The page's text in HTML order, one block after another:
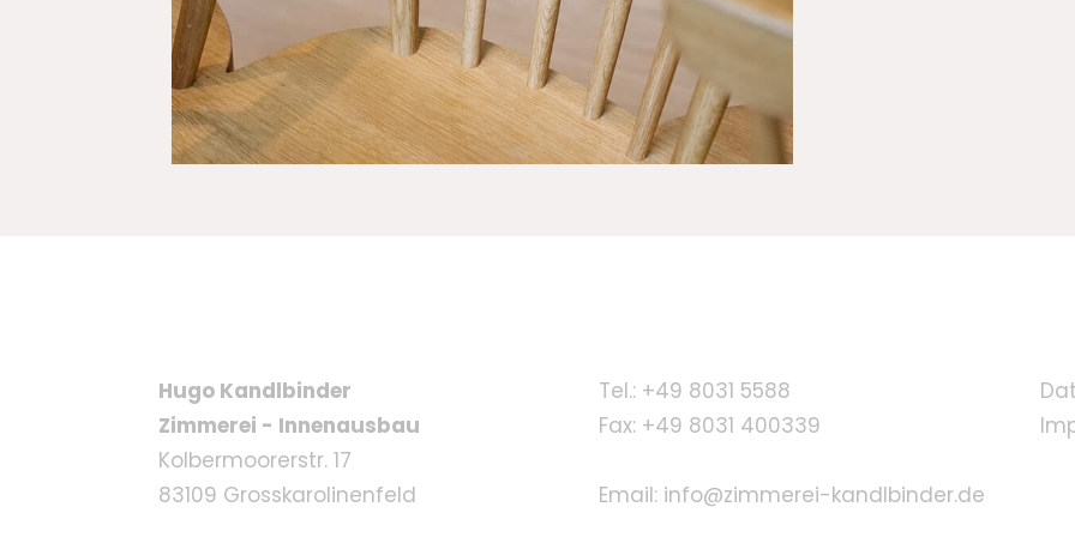
Hugo Kandlbinder
Zimmerei - Innenausbau
Kolbermoorerstr. 17
83109 Grosskarolinenfeld
Tel.: +49 8031 5588
Fax: +49 8031 400339
Email: info@zimmerei-kandlbinder.de